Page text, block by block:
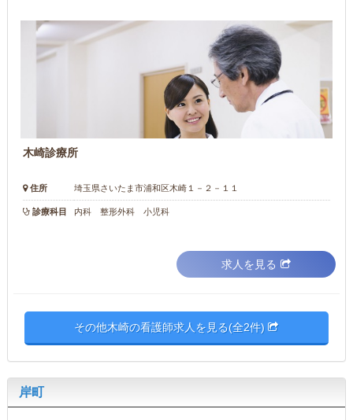
木崎診療所
住所 埼玉県さいたま市浦和区木崎１－２－１１
診療科目 内科 整形外科 小児科
求人を見る
その他木崎の看護師求人を見る(全2件)
岸町